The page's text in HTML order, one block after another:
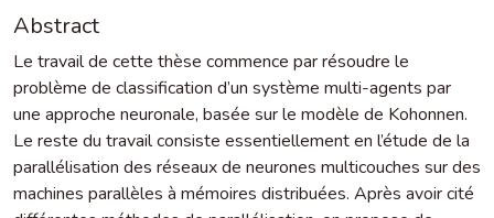
Abstract
Le travail de cette thèse commence par résoudre le
problème de classification d’un système multi-agents par
une approche neuronale, basée sur le modèle de Kohonnen.
Le reste du travail consiste essentiellement en l’étude de la
parallélisation des réseaux de neurones multicouches sur des
machines parallèles à mémoires distribuées. Après avoir cité